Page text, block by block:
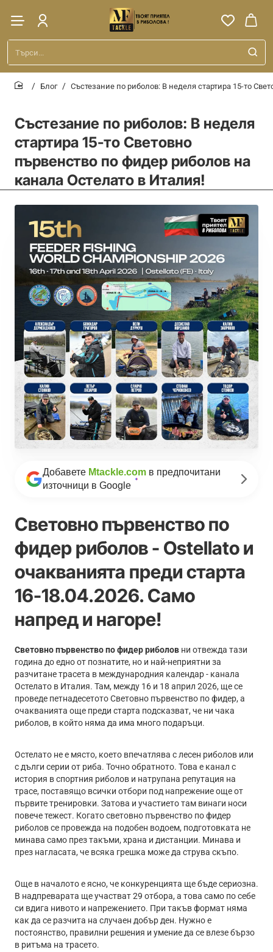
Търси...
Състезание по риболов: В неделя
стартира 15-то Световно
първенство по фидер риболов на
канала Остелато в Италия!
Блог Състезание по риболов: В неделя стартира 15-то
Добавете Mtackle.com в предпочитани
източници в Google
Световно първенство по
фидер риболов - Ostellato и
очакванията преди старта
16-18.04.2026. Само
напред и нагоре!
Световно първенство по фидер риболов ни отвежда тази
година до едно от познатите, но и най-неприятни за
разчитане трасета в международния календар - канала
Остелато в Италия. Там, между 16 и 18 април 2026, ще се
проведе петнадесетото Световно първенство по фидер, а
очакванията още преди старта подсказват, че ни чака
риболов, в който няма да има много подаръци.
Остелато не е място, което впечатлява с лесен риболов или
с дълги серии от риба. Точно обратното. Това е канал с
история в спортния риболов и натрупана репутация на
трасе, поставящо всички отбори под напрежение още от
първите тренировки. Затова и участието там винаги носи
повече тежест. Когато световно първенство по фидер
риболов се провежда на подобен водоем, подготовката не
минава само през такъми, храна и дистанции. Минава и
през нагласата, че всяка грешка може да струва скъпо.
Още в началото е ясно, че конкуренцията ще бъде сериозна.
В надпреварата ще участват 29 отбора, а това само по себе
си вдига нивото и напрежението. При такъв формат няма
как да се разчита на случаен добър ден. Нужно е
постоянство, правилни решения и умение да се влезе бързо
в ритъма на трасето.